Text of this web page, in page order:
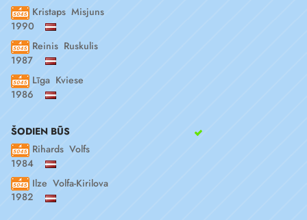
Kristaps Misjuns
1990
Reinis Ruskulis
1987
Līga Kviese
1986
ŠODIEN BŪS
Rihards Volfs
1984
Ilze Volfa-Kirilova
1982